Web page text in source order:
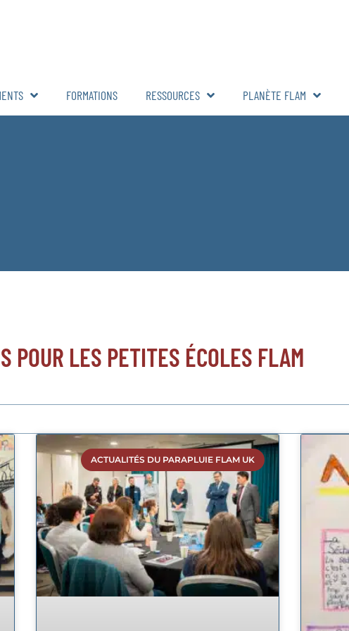
FORMATIONS RESSOURCES PLANÈTE FLAM
POUR LES PETITES ÉCOLES FLAM
ACTUALITÉS DU PARAPLUIE FLAM UK